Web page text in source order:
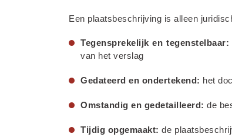
Een plaatsbeschrijving is alleen
Tegensprekelijk en tegenstelbaar:
van het verslag
Gedateerd en ondertekend: het
Omstandig en gedetailleerd: de
Tijdig opgemaakt: de